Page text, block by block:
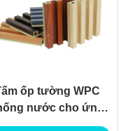
ốp tường WPC
nước cho ứng
dụng hệ thống ốp